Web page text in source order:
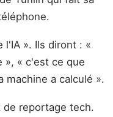
l'IA ». Ils diront : «
», « c'est ce que
machine a calculé ».
de reportage tech.